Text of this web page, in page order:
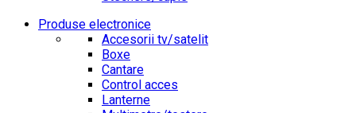
Produse electronice
Accesorii tv/satelit
Boxe
Cantare
Control acces
Lanterne